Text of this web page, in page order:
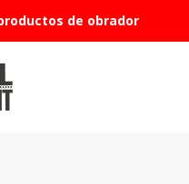
de obrador